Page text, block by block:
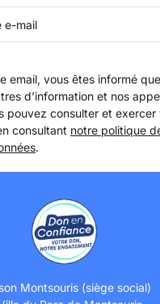
email, vous êtes informé
d’information et nos
pouvez consulter et exercer
consultant notre politique
.
Montsouris (siège social)